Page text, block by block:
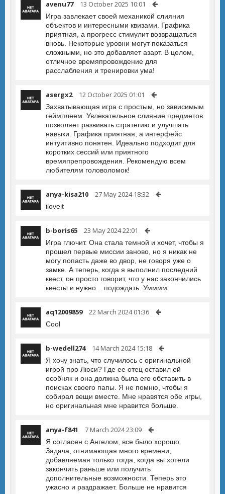
avenu77 13 October 2025 10:01
Игра завлекает своей механикой слияния
объектов и интересными квизами. Графика
приятная, а прогресс стимулит возвращаться
вновь. Некоторые уровни могут показаться
сложными, но это добавляет азарт. В целом,
отличное времяпровождение для
расслабления и тренировки ума!
asergx2 12 October 2025 01:01
Захватывающая игра с простым, но зависимым
геймплеем. Увлекательное слияние предметов
позволяет развивать стратегию и улучшать
навыки. Графика приятная, а интерфейс
интуитивно понятен. Идеально подходит для
коротких сессий или приятного
времяпрепровождения. Рекомендую всем
любителям головоломок!
anya-kisa210 27 May 2024 18:32
iloveit
b-boris65 23 May 2024 22:01
Игра глючит. Она стала темной и хочет, чтобы я
прошел первые миссии заново, но я никак не
могу попасть даже во двор, не говоря уже о
замке. А теперь, когда я выполнил последний
квест, он просто говорит, что у нас закончились
квесты и нужно... подождать. Умммм
aq12009859 22 March 2024 01:36
Cool
b-wedell274 14 March 2024 15:18
Я хочу знать, что случилось с оригинальной
игрой про Люси? Где ее отец оставил ей
особняк и она должна была его обставить в
поисках своего папы. Я не помню, чтобы я
собирал вещи вместе. Мне нравятся обе игры,
но оригинальная мне нравится больше.
anya-f841 7 March 2024 23:09
Я согласен с Ангелом, все было хорошо.
Задача, отнимающая много времени,
добавляемая только тогда, когда вы хотели
закончить раньше или получить
дополнительные возможности. Теперь это
ужасно и раздражает. Больше не нравится